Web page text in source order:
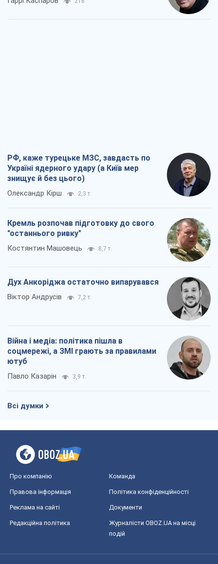
РФ, каже турецьке МЗС, завдасть по
Україні ядерного удару (а Київ мер
знищує й без цього)
Олександр Кірш 2,3 т.
Кремль розпочав підготовку до свого
"останнього ривку"
Костянтин Машовець 8,7 т.
Дух Анкоріджа остаточно випарувався
Віктор Андрусів 7,2 т.
Війна і медіа: політика пішла в
соцмережі, а ЗМІ грають за правилами
ютуб
Павло Казарін 3,9 т.
Всі думки
Про компанію Команда
Правова інформація Політика конфіденційності
Реклама на сайті Документи
Редакційна політика
Журналісти OBOZ.UA на місці
подій